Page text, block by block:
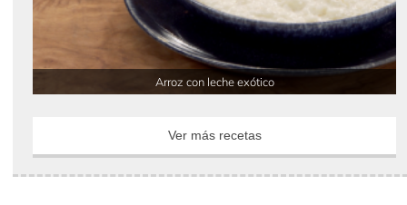
Arroz con leche exótico
Ver más recetas